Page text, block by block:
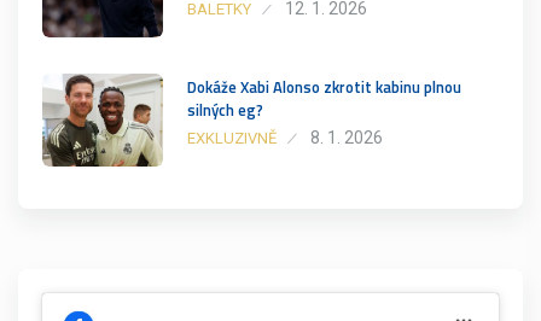
BALETKY 12. 1. 2026
Dokáže Xabi Alonso zkrotit kabinu plnou
silných eg?
EXKLUZIVNĚ 8. 1. 2026